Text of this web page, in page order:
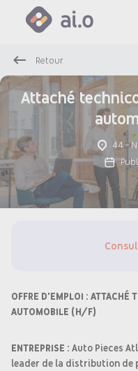
Retour
Attaché
44 -
OFFRE D'EMPLOI : ATTACHÉ
AUTOMOBILE (H/F)
ENTREPRISE : Auto Pieces
leader de la distribution de